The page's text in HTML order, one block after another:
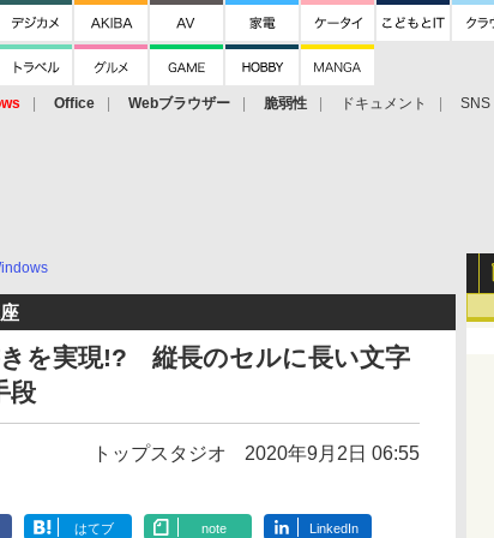
Office Webブラウザー 脆弱性 ドキュメント SNS
きを実現!? 縦長のセルに長い文字
段
トップスタジオ 2020年9月2日 06:55
はてブ note LinkedIn